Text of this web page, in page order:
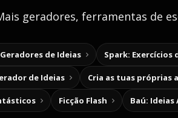
geradores, ferramentas de
de Ideias Spark: Exercícios
de Ideias
Ficção Flash Baú: Ideias